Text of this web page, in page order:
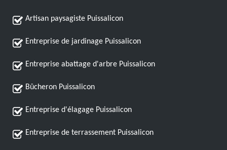
Artisan paysagiste Puissalicon
Entreprise de jardinage Puissalicon
Entreprise abattage d'arbre Puissalicon
Bûcheron Puissalicon
Entreprise d'élagage Puissalicon
Entreprise de terrassement Puissalicon